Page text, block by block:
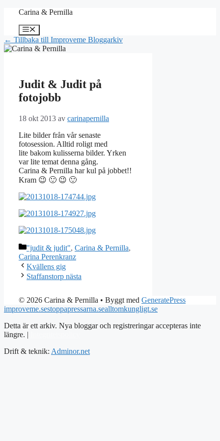
Hoppa
innehåll
Carina & Pernilla
Meny
← Tillbaka till Improveme Bloggarkiv
Judit & Judit på
fotojobb
18 okt 2013 av carinapernilla
Lite bilder från vår senaste
fotosession. Alltid roligt med
lite bakom kulisserna bilder. Yrken
var lite temat denna gång.
Carina & Pernilla har kul på jobbet!!
Kram 😉 🙂 😉 🙂
Kategorier
"judit & judit", Carina & Pernilla,
Carina Perenkranz
Kvällens gig
Staffanstorp nästa
© 2026 Carina & Pernilla • Byggt med GeneratePress
improveme.sestoppapressarna.sealltomkungligt.se
Detta är ett arkiv. Nya bloggar och registreringar accepteras inte
längre. |
Drift & teknik: Adminor.net